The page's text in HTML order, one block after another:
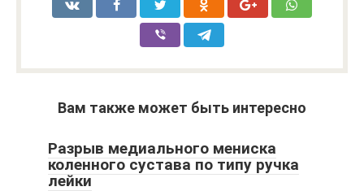
Вам также может быть интересно
Разрыв медиального мениска
коленного сустава по типу ручка
лейки